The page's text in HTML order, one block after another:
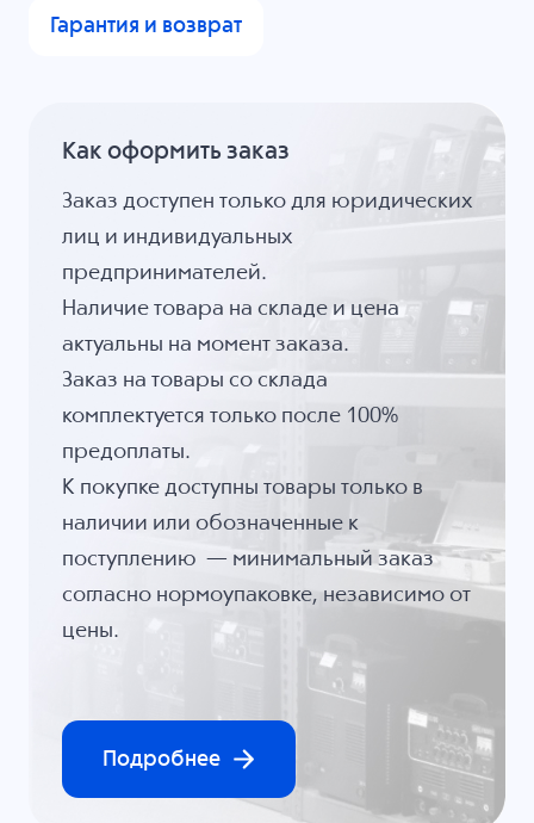
Гарантия и возврат
Как оформить заказ
Заказ доступен только для юридических
лиц и индивидуальных
предпринимателей.
Наличие товара на складе и цена
актуальны на момент заказа.
Заказ на товары со склада
комплектуется только после 100%
предоплаты.
К покупке доступны товары только в
наличии или обозначенные к
поступлению — минимальный заказ
согласно нормоупаковке, независимо от
цены.
Подробнее